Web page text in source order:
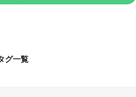
グ一覧